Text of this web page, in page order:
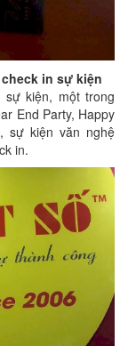
in sự kiện
sự kiện, một trong
End Party, Happy
sự kiện văn nghệ
in.